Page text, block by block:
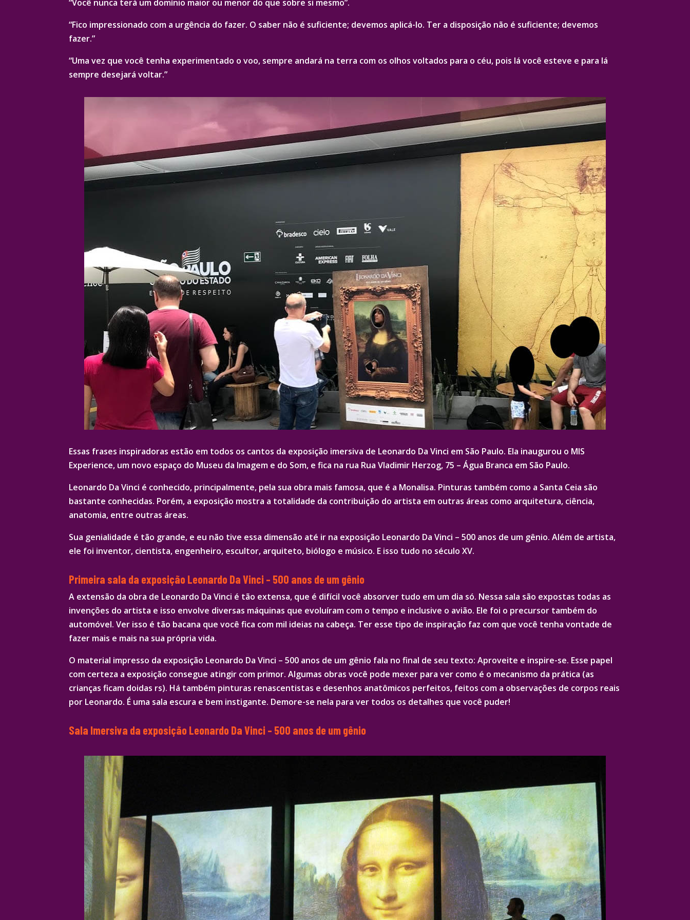
“Você nunca terá um domínio maior ou menor do que sobre si mesmo”.
“Fico impressionado com a urgência do fazer. O saber não é suficiente; devemos aplicá-lo. Ter a disposição não é suficiente; devemos
fazer.”
“Uma vez que você tenha experimentado o voo, sempre andará na terra com os olhos voltados para o céu, pois lá você esteve e para lá
sempre desejará voltar.”
Essas frases inspiradoras estão em todos os cantos da exposição imersiva de Leonardo Da Vinci em São Paulo. Ela inaugurou o MIS
Experience, um novo espaço do Museu da Imagem e do Som, e fica na rua Rua Vladimir Herzog, 75 – Água Branca em São Paulo.
Leonardo Da Vinci é conhecido, principalmente, pela sua obra mais famosa, que é a Monalisa. Pinturas também como a Santa Ceia são
bastante conhecidas. Porém, a exposição mostra a totalidade da contribuição do artista em outras áreas como arquitetura, ciência,
anatomia, entre outras áreas.
Sua genialidade é tão grande, e eu não tive essa dimensão até ir na exposição Leonardo Da Vinci – 500 anos de um gênio. Além de artista,
ele foi inventor, cientista, engenheiro, escultor, arquiteto, biólogo e músico. E isso tudo no século XV.
Primeira sala da exposição Leonardo Da Vinci – 500 anos de um gênio
A extensão da obra de Leonardo Da Vinci é tão extensa, que é difícil você absorver tudo em um dia só. Nessa sala são expostas todas as
invenções do artista e isso envolve diversas máquinas que evoluíram com o tempo e inclusive o avião. Ele foi o precursor também do
automóvel. Ver isso é tão bacana que você fica com mil ideias na cabeça. Ter esse tipo de inspiração faz com que você tenha vontade de
fazer mais e mais na sua própria vida.
O material impresso da exposição Leonardo Da Vinci – 500 anos de um gênio fala no final de seu texto: Aproveite e inspire-se. Esse papel
com certeza a exposição consegue atingir com primor. Algumas obras você pode mexer para ver como é o mecanismo da prática (as
crianças ficam doidas rs). Há também pinturas renascentistas e desenhos anatômicos perfeitos, feitos com a observações de corpos reais
por Leonardo. É uma sala escura e bem instigante. Demore-se nela para ver todos os detalhes que você puder!
Sala Imersiva da exposição Leonardo Da Vinci – 500 anos de um gênio